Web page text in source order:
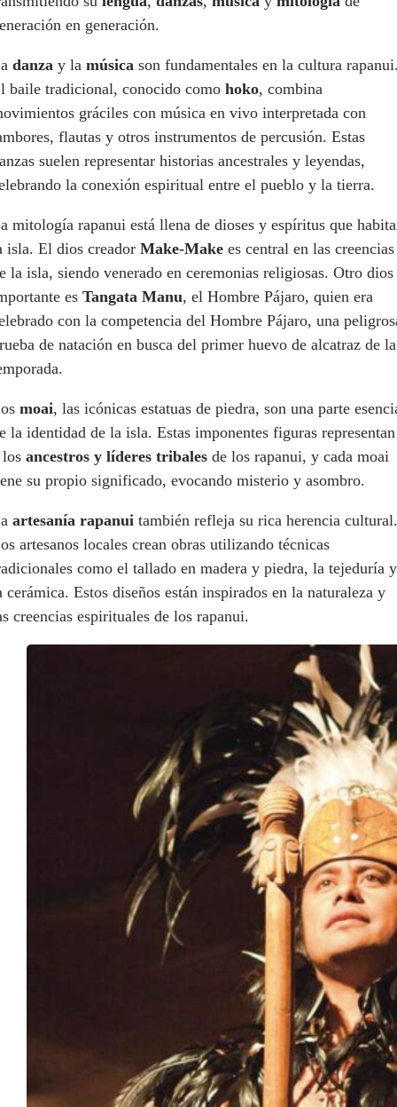
en generación.
danza y la música son fundamentales en la cultura
baile tradicional, conocido como hoko, combina
gráciles con música en vivo interpretada con
flautas y otros instrumentos de percusión. Estas
suelen representar historias ancestrales y leyendas,
la conexión espiritual entre el pueblo y la tierra.
mitología rapanui está llena de dioses y espíritus que
isla. El dios creador Make-Make es central en las creencias
la isla, siendo venerado en ceremonias religiosas. Otro dios
es Tangata Manu, el Hombre Pájaro, quien era
con la competencia del Hombre Pájaro, una
de natación en busca del primer huevo de alcatraz de la
moai, las icónicas estatuas de piedra, son una parte
la identidad de la isla. Estas imponentes figuras representan
los ancestros y líderes tribales de los rapanui, y cada moai
su propio significado, evocando misterio y asombro.
artesanía rapanui también refleja su rica herencia cultural.
artesanos locales crean obras utilizando técnicas
como el tallado en madera y piedra, la tejeduría y
cerámica. Estos diseños están inspirados en la naturaleza y
creencias espirituales de los rapanui.